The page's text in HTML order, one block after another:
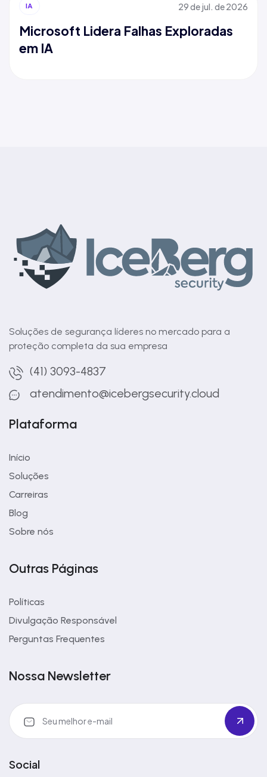
IA 29 de jul. de 2026
Microsoft Lidera Falhas Exploradas
em IA
Soluções de segurança líderes no mercado para a
proteção completa da sua empresa
(41) 3093-4837
atendimento@icebergsecurity.cloud
Plataforma
Início
Soluções
Carreiras
Blog
Sobre nós
Outras Páginas
Políticas
Divulgação Responsável
Perguntas Frequentes
Nossa Newsletter
Social